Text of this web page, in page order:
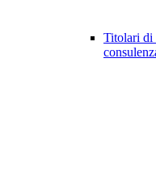
Titolari di